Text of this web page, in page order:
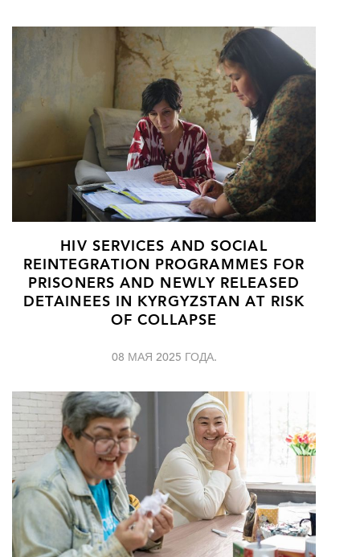
HIV SERVICES AND SOCIAL
REINTEGRATION PROGRAMMES FOR
PRISONERS AND NEWLY RELEASED
DETAINEES IN KYRGYZSTAN AT RISK
OF COLLAPSE
08 МАЯ 2025 ГОДА.